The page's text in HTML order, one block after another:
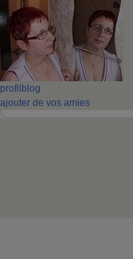
profil blog
ajouter de vos amies